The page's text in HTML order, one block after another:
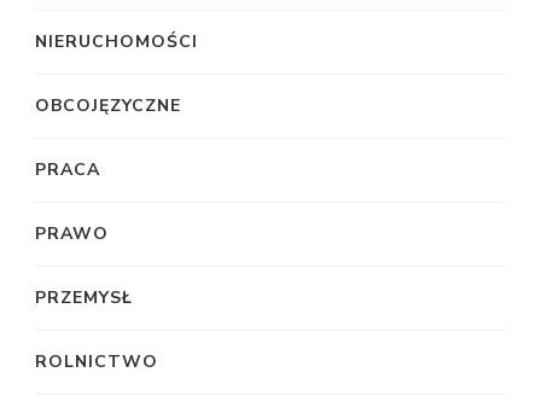
NIERUCHOMOŚCI
OBCOJĘZYCZNE
PRACA
PRAWO
PRZEMYSŁ
ROLNICTWO